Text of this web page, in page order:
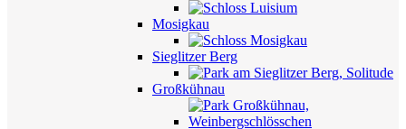
Mosigkau
Sieglitzer Berg
Großkühnau